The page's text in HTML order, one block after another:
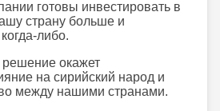
готовы инвестировать в
страну больше и
либо.
решение окажет
на сирийский народ и
между нашими странами.